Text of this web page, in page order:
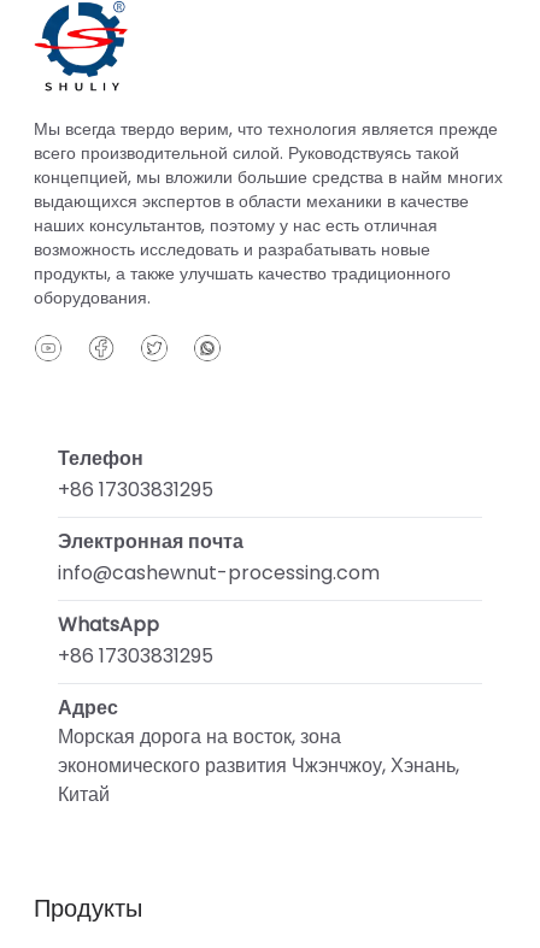
Мы всегда твердо верим, что технология является прежде
всего производительной силой. Руководствуясь такой
концепцией, мы вложили большие средства в найм многих
выдающихся экспертов в области механики в качестве
наших консультантов, поэтому у нас есть отличная
возможность исследовать и разрабатывать новые
продукты, а также улучшать качество традиционного
оборудования.
Телефон
+86 17303831295
Электронная почта
info@cashewnut-processing.com
WhatsApp
+86 17303831295
Адрес
Морская дорога на восток, зона
экономического развития Чжэнчжоу, Хэнань,
Китай
Продукты